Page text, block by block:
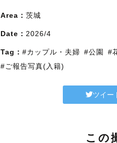
Area： 茨城
Date： 2026/4
Tag： #カップル・夫婦 #公園 #
#ご報告写真(入籍)
ツイー
この